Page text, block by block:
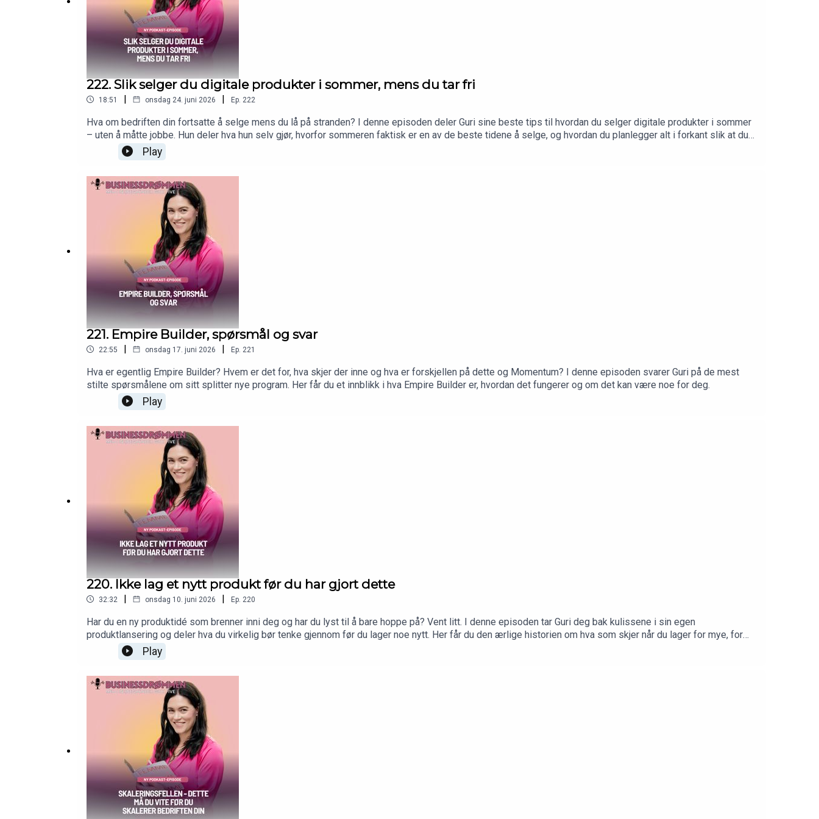
222. Slik selger du digitale produkter i sommer, mens du tar fri
18:51 | onsdag 24. juni 2026 | Ep. 222
Hva om bedriften din fortsatte å selge mens du lå på stranden? I denne episoden deler Guri sine beste tips til hvordan du selger digitale produkter i sommer
– uten å måtte jobbe. Hun deler hva hun selv gjør, hvorfor sommeren faktisk er en av de beste tidene å selge, og hvordan du planlegger alt i forkant slik at du
kan senke skuldrene og bare nyte ferien.
Play
221. Empire Builder, spørsmål og svar
22:55 | onsdag 17. juni 2026 | Ep. 221
Hva er egentlig Empire Builder? Hvem er det for, hva skjer der inne og hva er forskjellen på dette og Momentum? I denne episoden svarer Guri på de mest
stilte spørsmålene om sitt splitter nye program. Her får du et innblikk i hva Empire Builder er, hvordan det fungerer og om det kan være noe for deg.
Play
220. Ikke lag et nytt produkt før du har gjort dette
32:32 | onsdag 10. juni 2026 | Ep. 220
Har du en ny produktidé som brenner inni deg og har du lyst til å bare hoppe på? Vent litt. I denne episoden tar Guri deg bak kulissene i sin egen
produktlansering og deler hva du virkelig bør tenke gjennom før du lager noe nytt. Her får du den ærlige historien om hva som skjer når du lager for mye, for
fort og hva som faktisk skiller produkter som lykkes fra de som bare tar energi.
Play